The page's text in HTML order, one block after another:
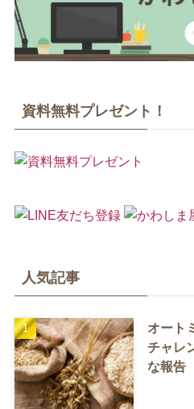
資料無料プレゼント！
人気記事
オート
チャレ
な報告